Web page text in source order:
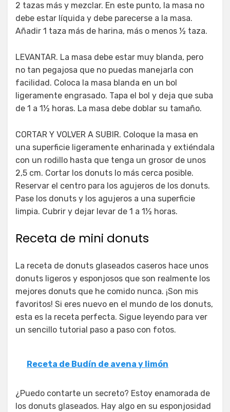
2 tazas más y mezclar. En este punto, la masa no
debe estar líquida y debe parecerse a la masa.
Añadir 1 taza más de harina, más o menos ½ taza.
LEVANTAR. La masa debe estar muy blanda, pero
no tan pegajosa que no puedas manejarla con
facilidad. Coloca la masa blanda en un bol
ligeramente engrasado. Tapa el bol y deja que suba
de 1 a 1½ horas. La masa debe doblar su tamaño.
CORTAR Y VOLVER A SUBIR. Coloque la masa en
una superficie ligeramente enharinada y extiéndala
con un rodillo hasta que tenga un grosor de unos
2,5 cm. Cortar los donuts lo más cerca posible.
Reservar el centro para los agujeros de los donuts.
Pase los donuts y los agujeros a una superficie
limpia. Cubrir y dejar levar de 1 a 1½ horas.
Receta de mini donuts
La receta de donuts glaseados caseros hace unos
donuts ligeros y esponjosos que son realmente los
mejores donuts que he comido nunca. ¡Son mis
favoritos! Si eres nuevo en el mundo de los donuts,
esta es la receta perfecta. Sigue leyendo para ver
un sencillo tutorial paso a paso con fotos.
Receta de Budín de avena y limón
¿Puedo contarte un secreto? Estoy enamorada de
los donuts glaseados. Hay algo en su esponjosidad